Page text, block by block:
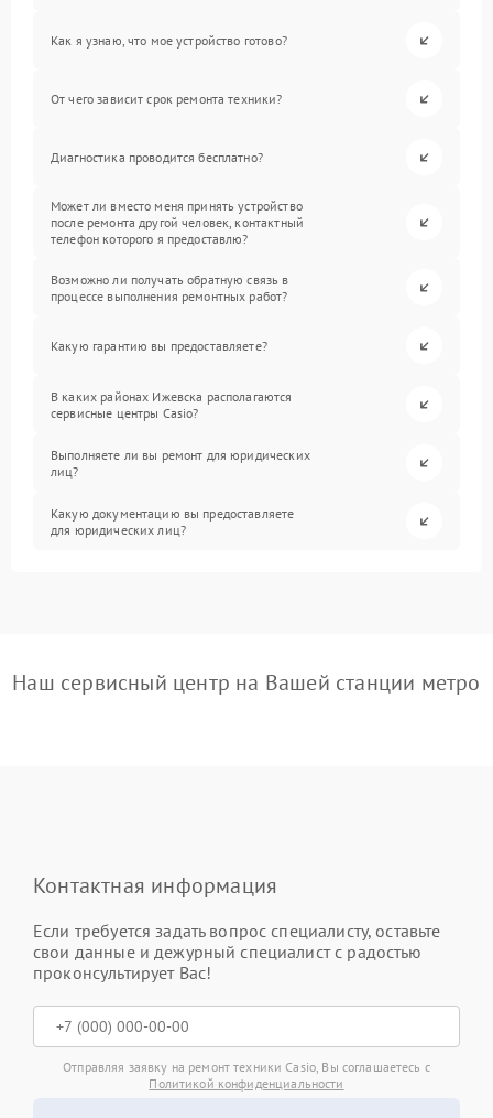
Как я узнаю, что мое устройство готово?
От чего зависит срок ремонта техники?
Диагностика проводится бесплатно?
Может ли вместо меня принять устройство
после ремонта другой человек, контактный
телефон которого я предоставлю?
Возможно ли получать обратную связь в
процессе выполнения ремонтных работ?
Какую гарантию вы предоставляете?
В каких районах Ижевска располагаются
сервисные центры Casio?
Выполняете ли вы ремонт для юридических
лиц?
Какую документацию вы предоставляете
для юридических лиц?
Наш сервисный центр на Вашей станции метро
Контактная информация
Если требуется задать вопрос специалисту, оставьте
свои данные и дежурный специалист с радостью
проконсультирует Вас!
Отправляя заявку на ремонт техники Casio, Вы соглашаетесь с
Политикой конфиденциальности